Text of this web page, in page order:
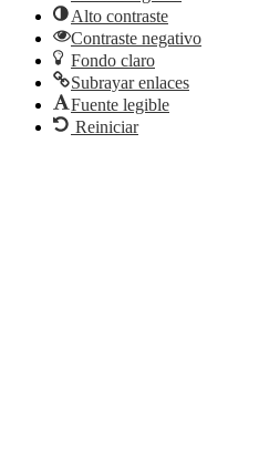
Alto contraste
Contraste negativo
Fondo claro
Subrayar enlaces
Fuente legible
Reiniciar